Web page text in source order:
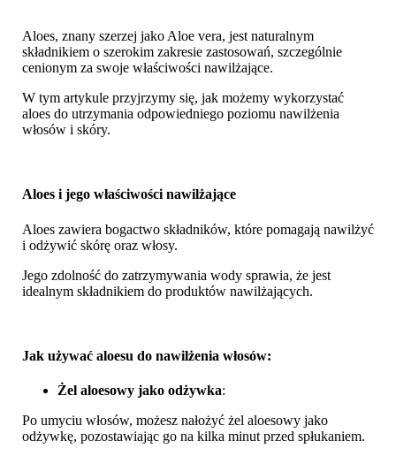
Aloes, znany szerzej jako Aloe vera, jest naturalnym
składnikiem o szerokim zakresie zastosowań, szczególnie
cenionym za swoje właściwości nawilżające.
W tym artykule przyjrzymy się, jak możemy wykorzystać
aloes do utrzymania odpowiedniego poziomu nawilżenia
włosów i skóry.
Aloes i jego właściwości nawilżające
Aloes zawiera bogactwo składników, które pomagają nawilżyć
i odżywić skórę oraz włosy.
Jego zdolność do zatrzymywania wody sprawia, że jest
idealnym składnikiem do produktów nawilżających.
Jak używać aloesu do nawilżenia włosów:
Żel aloesowy jako odżywka:
Po umyciu włosów, możesz nałożyć żel aloesowy jako
odżywkę, pozostawiając go na kilka minut przed spłukaniem.